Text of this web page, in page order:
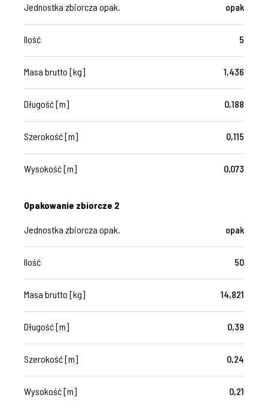
Jednostka zbiorcza opak. opak
Ilość 5
Masa brutto [kg] 1,436
Długość [m] 0,188
Szerokość [m] 0,115
Wysokość [m] 0,073
Opakowanie zbiorcze 2
Jednostka zbiorcza opak. opak
Ilość 50
Masa brutto [kg] 14,821
Długość [m] 0,39
Szerokość [m] 0,24
Wysokość [m] 0,21